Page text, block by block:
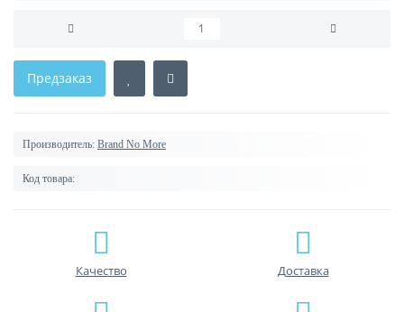
Предзаказ
Производитель: Brand No More
Код товара:
Качество Доставка